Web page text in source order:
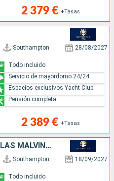
2 379 € +Tasas
Southampton 28/08/2027
2 389 € +Tasas
Todo incluido
Servicio de mayordomo 24/24
Espacios exclusivos Yacht Club
Pensión completa
REINO UNIDO, NORUEGA, ISLAS MALVINAS
Southampton 18/09/2027
Todo incluido